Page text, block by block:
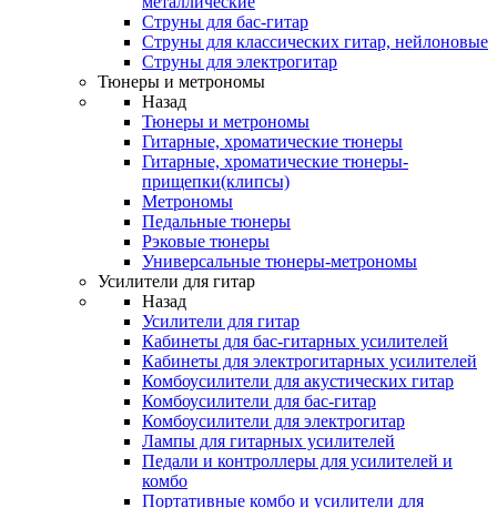
Струны для бас-гитар
Струны для классических гитар, нейлоновые
Струны для электрогитар
Тюнеры и метрономы
Назад
Тюнеры и метрономы
Гитарные, хроматические тюнеры
Гитарные, хроматические тюнеры-
прищепки(клипсы)
Метрономы
Педальные тюнеры
Рэковые тюнеры
Универсальные тюнеры-метрономы
Усилители для гитар
Назад
Усилители для гитар
Кабинеты для бас-гитарных усилителей
Кабинеты для электрогитарных усилителей
Комбоусилители для акустических гитар
Комбоусилители для бас-гитар
Комбоусилители для электрогитар
Лампы для гитарных усилителей
Педали и контроллеры для усилителей и
комбо
Портативные комбо и усилители для